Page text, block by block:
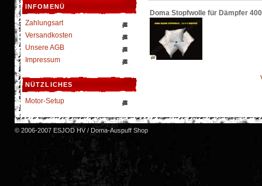
INFOMENÜ
Zahlungsart
Versandkosten
Unsere AGB
Impressum
NÜTZLICHES
Motor-Setup
Doma Stopfwolle für Dämpfer
© 2006-2007 ESJOD HV / Doma-Auspuff Shop